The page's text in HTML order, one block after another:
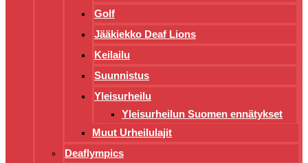
Golf
Jääkiekko Deaf Lions
Keilailu
Suunnistus
Yleisurheilu
Yleisurheilun Suomen ennätykset
Muut Urheilulajit
Deaflympics